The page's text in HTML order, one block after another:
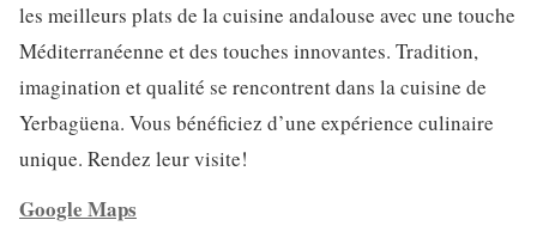
les meilleurs plats de la cuisine andalouse avec une touche
Méditerranéenne et des touches innovantes. Tradition,
imagination et qualité se rencontrent dans la cuisine de
Yerbagüena. Vous bénéficiez d’une expérience culinaire
unique. Rendez leur visite!
Google Maps